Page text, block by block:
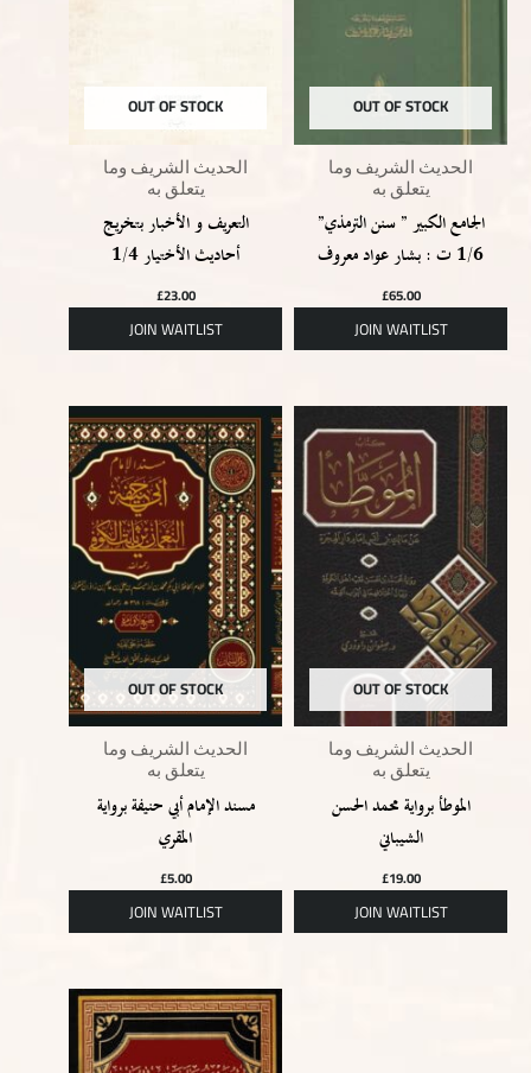
OUT OF STOCK
الحديث الشريف وما
يتعلق به
التعريف و الأخبار بتخريج
أحاديث الأختيار 1/4
£23.00
OUT OF STOCK
الحديث الشريف وما
يتعلق به
الجامع الكبير ” سنن الترمذي”
1/6 ت : بشار عواد معروف
£65.00
OUT OF STOCK
الحديث الشريف وما
يتعلق به
مسند الإمام أبي حنيفة برواية
المقري
£5.00
OUT OF STOCK
الحديث الشريف وما
يتعلق به
الموطأ برواية محمد الحسن
الشيباني
£19.00